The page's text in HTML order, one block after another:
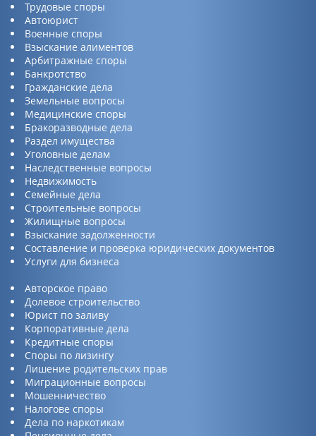
Трудовые споры
Автоюрист
Военные споры
Взыскание алиментов
Арбитражные споры
Банкротство
Гражданские дела
Земельные вопросы
Медицинские споры
Бракоразводные дела
Раздел имущества
Уголовные делам
Наследственные вопросы
Недвижимость
Семейные дела
Строительные вопросы
Жилищные вопросы
Взыскание задолженности
Составление и проверка юридических документов
Услуги для бизнеса
Авторское право
Долевое строительство
Юрист по заливу
Корпоративные дела
Кредитные споры
Споры по лизингу
Лишение родительских прав
Миграционные вопросы
Мошенничество
Налогове споры
Дела по наркотикам